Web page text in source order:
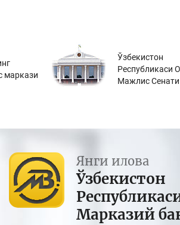
маркази
Ўзбекистон
Республикаси
Мажлис Сенати
Янги илова
Ўзбекистон
Марказий